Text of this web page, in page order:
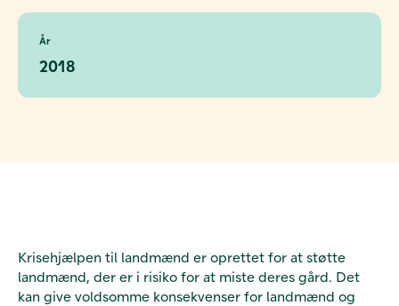
År
2018
Krisehjælpen til landmænd er oprettet for at støtte
landmænd, der er i risiko for at miste deres gård. Det
kan give voldsomme konsekvenser for landmænd og